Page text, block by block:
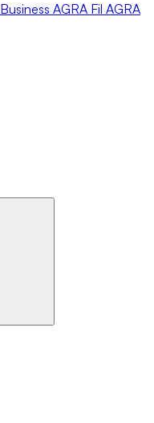
Business AGRA Fil AGRA